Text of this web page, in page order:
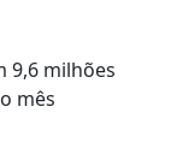
9,6 milhões
mês